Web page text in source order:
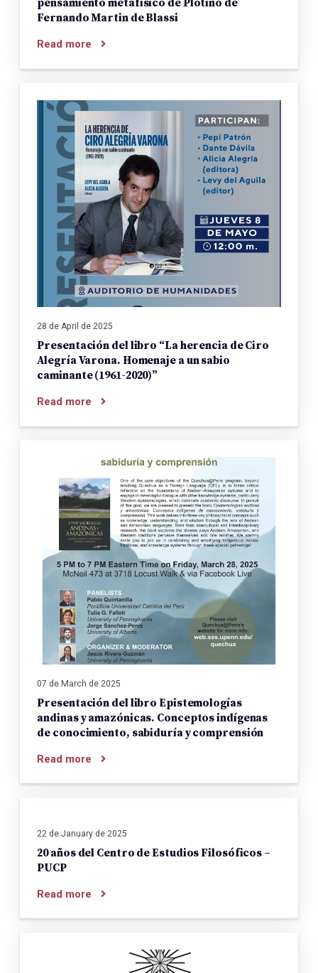
pensamiento metafísico de Plotino de
Fernando Martin de Blassi
Read more
28 de April de 2025
Presentación del libro “La herencia de Ciro
Alegría Varona. Homenaje a un sabio
caminante (1961-2020)”
Read more
07 de March de 2025
Presentación del libro Epistemologías
andinas y amazónicas. Conceptos indígenas
de conocimiento, sabiduría y comprensión
Read more
22 de January de 2025
20 años del Centro de Estudios Filosóficos –
PUCP
Read more